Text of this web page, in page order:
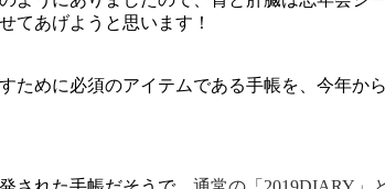
てあげようと思います！
ために必須のアイテムである手帳を、今年か